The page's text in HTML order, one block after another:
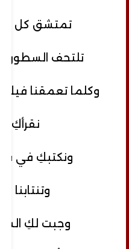
تمتشق كل
تلتحف السطور
وكلما تعمقنا فيكِ،
نقرأكِ
ونكتبكِ في قمة
وتنتابنا
وجبت لكِ